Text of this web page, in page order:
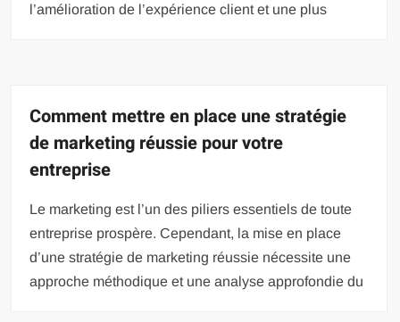
l’amélioration de l’expérience client et une plus
Comment mettre en place une stratégie
de marketing réussie pour votre
entreprise
Le marketing est l’un des piliers essentiels de toute
entreprise prospère. Cependant, la mise en place
d’une stratégie de marketing réussie nécessite une
approche méthodique et une analyse approfondie du